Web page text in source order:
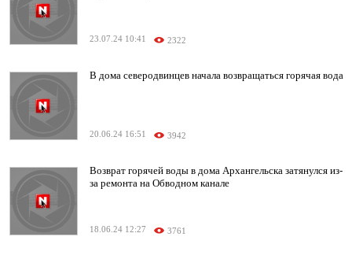
23.07.24 10:41 2322
В дома северодвинцев начала возвращаться горячая вода
20.06.24 16:51 3942
Возврат горячей воды в дома Архангельска затянулся из-
за ремонта на Обводном канале
18.06.24 12:27 3761